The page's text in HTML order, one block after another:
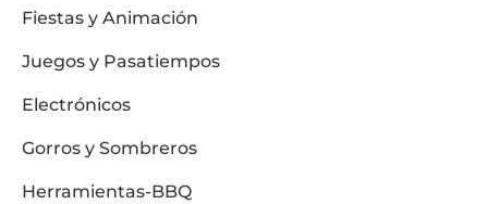
Fiestas y Animación
Juegos y Pasatiempos
Electrónicos
Gorros y Sombreros
Herramientas-BBQ